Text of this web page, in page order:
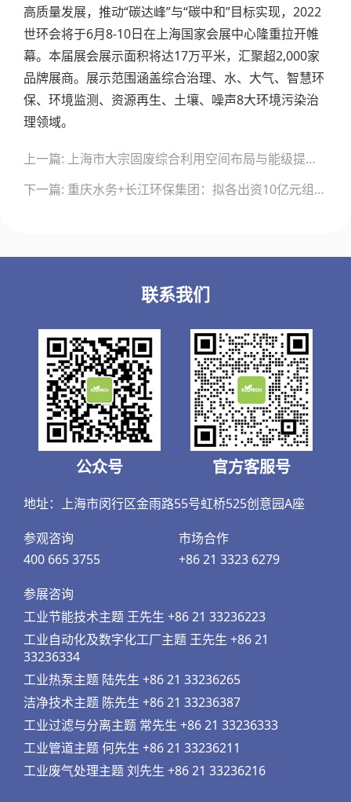
高质量发展，推动“碳达峰”与“碳中和”目标实现，2022
世环会将于6月8-10日在上海国家会展中心隆重拉开帷
幕。本届展会展示面积将达17万平米，汇聚超2,000家
品牌展商。展示范围涵盖综合治理、水、大气、智慧环
保、环境监测、资源再生、土壤、噪声8大环境污染治
理领域。
章
航
上一篇: 上海市大宗固废综合利用空间布局与能级提升对策
下一篇: 重庆水务+长江环保集团：拟各出资10亿元组建两管网公司
联系我们
公众号 官方客服号
地址：上海市闵行区金雨路55号虹桥525创意园A座
参观咨询
400 665 3755
市场合作
+86 21 3323 6279
参展咨询
工业节能技术主题 王先生 +86 21 33236223
工业自动化及数字化工厂主题 王先生 +86 21
33236334
工业热泵主题 陆先生 +86 21 33236265
洁净技术主题 陈先生 +86 21 33236387
工业过滤与分离主题 常先生 +86 21 33236333
工业管道主题 何先生 +86 21 33236211
工业废气处理主题 刘先生 +86 21 33236216